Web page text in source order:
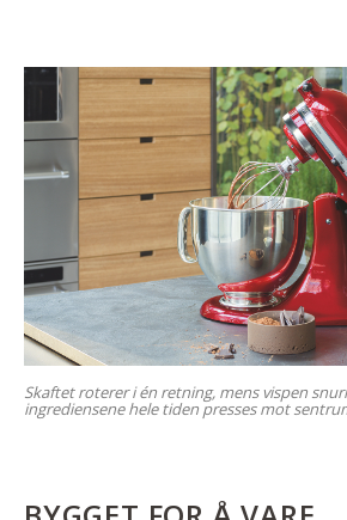
Skaftet roterer i én retning, mens vispen
ingrediensene hele tiden presses mot